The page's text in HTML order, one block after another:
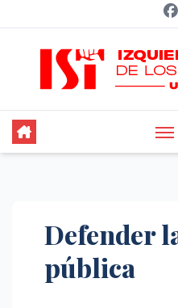
contenido
Defender
pública